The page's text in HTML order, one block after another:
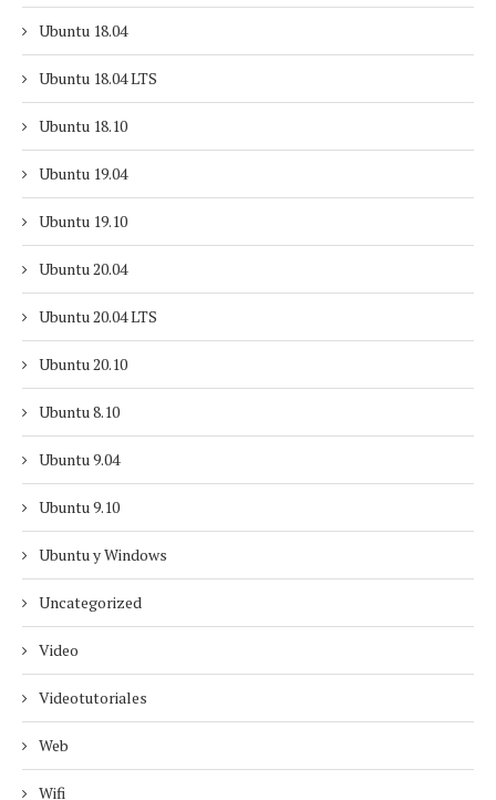
Ubuntu 18.04
Ubuntu 18.04 LTS
Ubuntu 18.10
Ubuntu 19.04
Ubuntu 19.10
Ubuntu 20.04
Ubuntu 20.04 LTS
Ubuntu 20.10
Ubuntu 8.10
Ubuntu 9.04
Ubuntu 9.10
Ubuntu y Windows
Uncategorized
Video
Videotutoriales
Web
Wifi